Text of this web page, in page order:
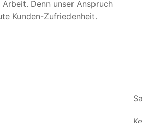
Denn unser Anspruch
Kunden-Zufriedenheit.